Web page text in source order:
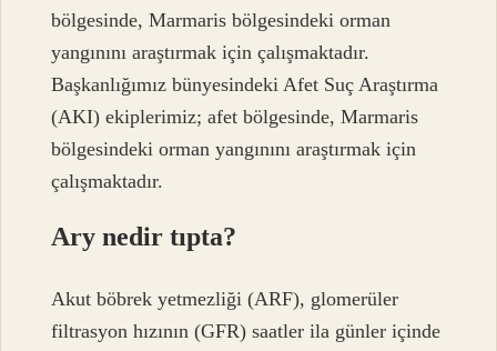
bölgesinde, Marmaris bölgesindeki orman
yangınını araştırmak için çalışmaktadır.
Başkanlığımız bünyesindeki Afet Suç Araştırma
(AKI) ekiplerimiz; afet bölgesinde, Marmaris
bölgesindeki orman yangınını araştırmak için
çalışmaktadır.
Ary nedir tıpta?
Akut böbrek yetmezliği (ARF), glomerüler
filtrasyon hızının (GFR) saatler ila günler içinde